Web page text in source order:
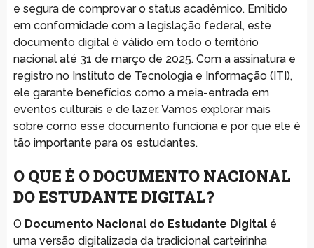
e segura de comprovar o status acadêmico. Emitido
em conformidade com a legislação federal, este
documento digital é válido em todo o território
nacional até 31 de março de 2025. Com a assinatura e
registro no Instituto de Tecnologia e Informação (ITI),
ele garante benefícios como a meia-entrada em
eventos culturais e de lazer. Vamos explorar mais
sobre como esse documento funciona e por que ele é
tão importante para os estudantes.
O QUE É O DOCUMENTO NACIONAL
DO ESTUDANTE DIGITAL?
O Documento Nacional do Estudante Digitalé
uma versão digitalizada da tradicional carteirinha